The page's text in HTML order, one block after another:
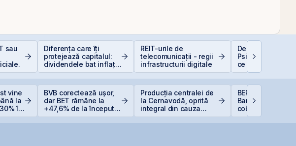
sau
Diferența care îți
protejează capitalul:
dividendele bat inflația
(+5% vs. −6%)
REIT-urile de
telecomunicații - regii
infrastructurii digitale
De la Caritas la
Psihologia fricii
ce 98,5% dintre
evită investițiile
vine
la
în
BVB corectează ușor,
dar BET rămâne la
+47,6% de la începutul
Producția centralei de
la Cernavodă, oprită
integral din cauza
BERD vinde 1%
Banca
coboară sub
5%